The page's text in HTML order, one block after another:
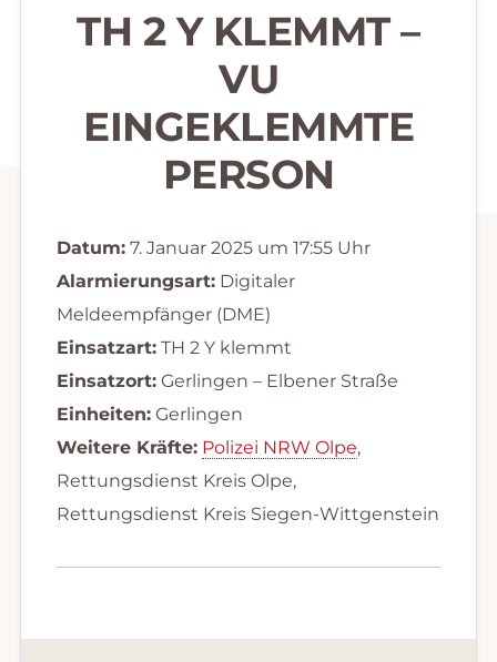
TH 2 Y KLEMMT –
VU
EINGEKLEMMTE
PERSON
Datum:7. Januar 2025 um 17:55 Uhr
Alarmierungsart:Digitaler
Meldeempfänger (DME)
Einsatzart:TH 2 Y klemmt
Einsatzort:Gerlingen – Elbener Straße
Einheiten:Gerlingen
Weitere Kräfte: Polizei NRW Olpe,
Rettungsdienst Kreis Olpe,
Rettungsdienst Kreis Siegen-Wittgenstein